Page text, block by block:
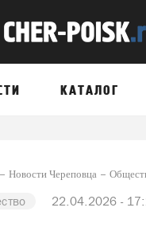
КАТАЛОГ
Новости Череповца
22.04.2026 -